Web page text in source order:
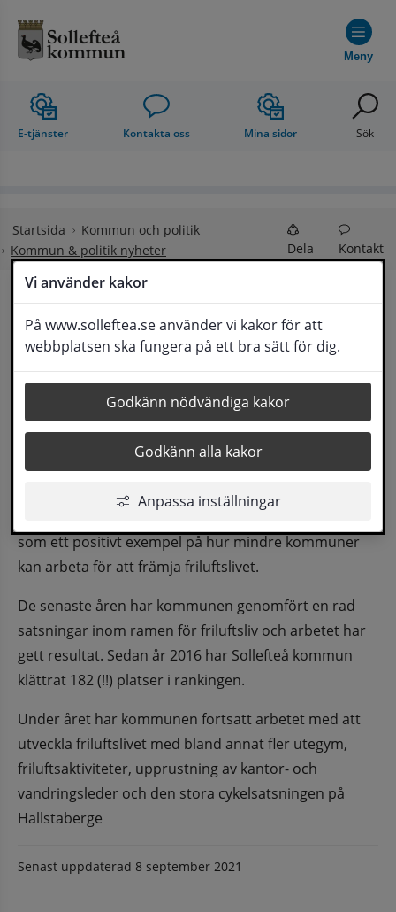
Vi använder kakor
På www.solleftea.se använder vi kakor för att
webbplatsen ska fungera på ett bra sätt för dig.
Godkänn nödvändiga kakor
Godkänn alla kakor
Anpassa inställningar
Meny
E-tjänster Kontakta oss Mina sidor Sök
Startsida
Kommun och politik
Kommun & politik nyheter
Dela Kontakt
Sollefteå kommun
Sveriges 4e bästa friluftskommun!
Idag offentliggjorde Naturvårdsverket sin
ranking över landets bästa friluftskommuner. I
årets ranking placerar sig Sollefteå på 4dje plats,
som ett positivt exempel på hur mindre kommuner
kan arbeta för att främja friluftslivet.
De senaste åren har kommunen genomfört en rad
satsningar inom ramen för friluftsliv och arbetet har
gett resultat. Sedan år 2016 har Sollefteå kommun
klättrat 182 (!!) platser i rankingen.
Under året har kommunen fortsatt arbetet med att
utveckla friluftslivet med bland annat fler utegym,
friluftsaktiviteter, upprustning av kantor- och
vandringsleder och den stora cykelsatsningen på
Hallstaberge
Senast uppdaterad 8 september 2021